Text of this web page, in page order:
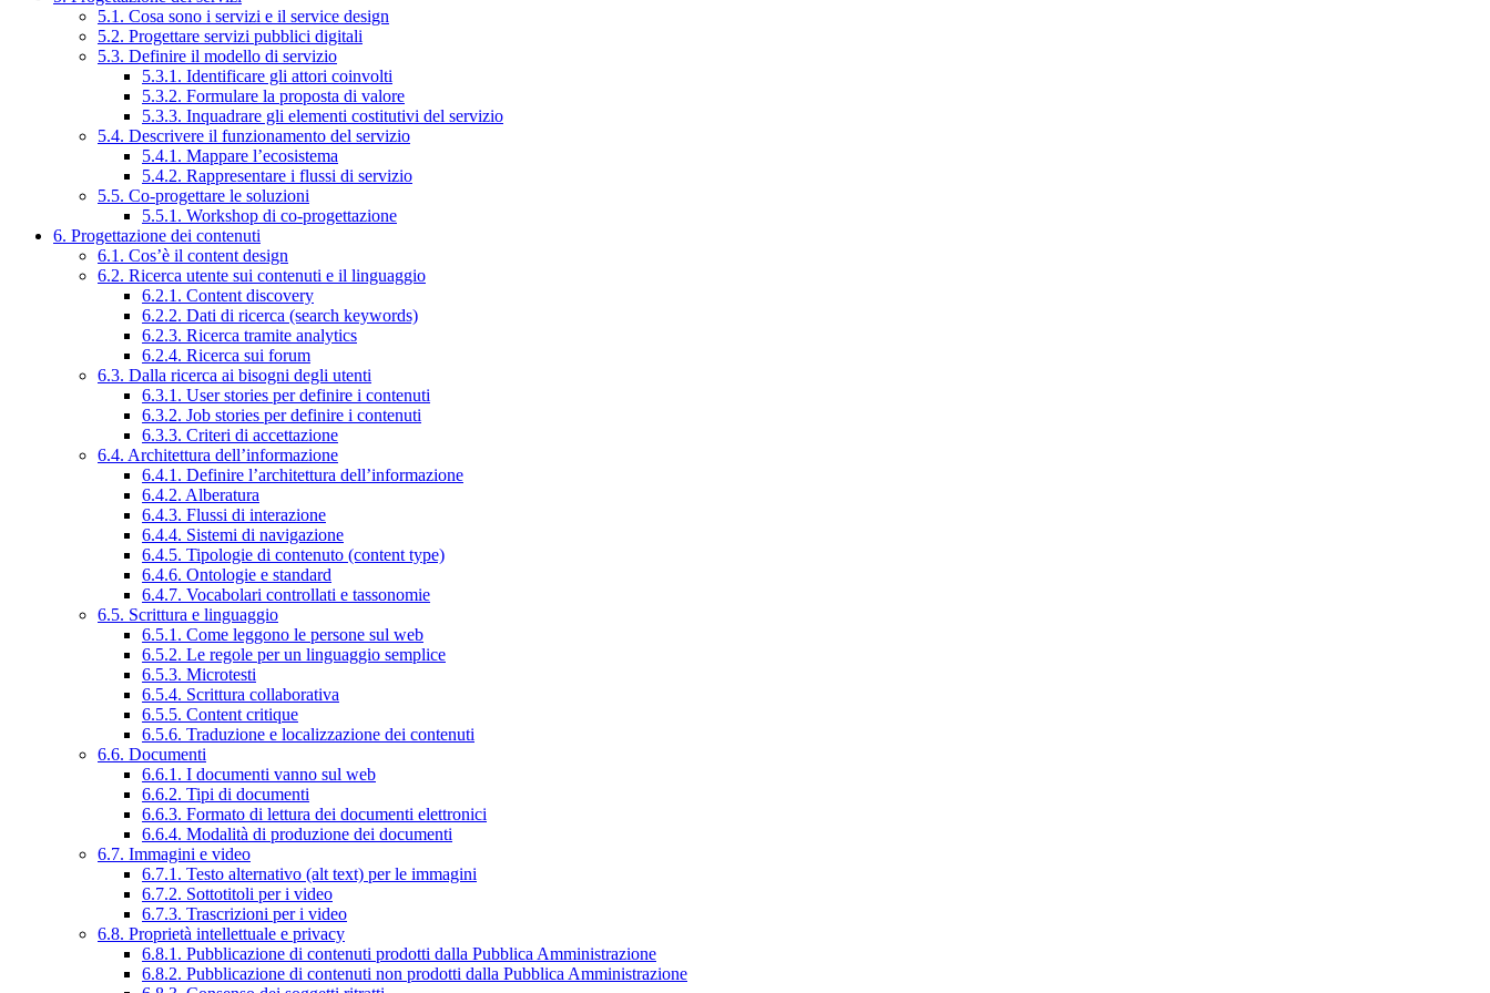
5.1. Cosa sono i servizi e il service design
5.2. Progettare servizi pubblici digitali
5.3. Definire il modello di servizio
5.3.1. Identificare gli attori coinvolti
5.3.2. Formulare la proposta di valore
5.3.3. Inquadrare gli elementi costitutivi del servizio
5.4. Descrivere il funzionamento del servizio
5.4.1. Mappare l’ecosistema
5.4.2. Rappresentare i flussi di servizio
5.5. Co-progettare le soluzioni
5.5.1. Workshop di co-progettazione
6. Progettazione dei contenuti
6.1. Cos’è il content design
6.2. Ricerca utente sui contenuti e il linguaggio
6.2.1. Content discovery
6.2.2. Dati di ricerca (search keywords)
6.2.3. Ricerca tramite analytics
6.2.4. Ricerca sui forum
6.3. Dalla ricerca ai bisogni degli utenti
6.3.1. User stories per definire i contenuti
6.3.2. Job stories per definire i contenuti
6.3.3. Criteri di accettazione
6.4. Architettura dell’informazione
6.4.1. Definire l’architettura dell’informazione
6.4.2. Alberatura
6.4.3. Flussi di interazione
6.4.4. Sistemi di navigazione
6.4.5. Tipologie di contenuto (content type)
6.4.6. Ontologie e standard
6.4.7. Vocabolari controllati e tassonomie
6.5. Scrittura e linguaggio
6.5.1. Come leggono le persone sul web
6.5.2. Le regole per un linguaggio semplice
6.5.3. Microtesti
6.5.4. Scrittura collaborativa
6.5.5. Content critique
6.5.6. Traduzione e localizzazione dei contenuti
6.6. Documenti
6.6.1. I documenti vanno sul web
6.6.2. Tipi di documenti
6.6.3. Formato di lettura dei documenti elettronici
6.6.4. Modalità di produzione dei documenti
6.7. Immagini e video
6.7.1. Testo alternativo (alt text) per le immagini
6.7.2. Sottotitoli per i video
6.7.3. Trascrizioni per i video
6.8. Proprietà intellettuale e privacy
6.8.1. Pubblicazione di contenuti prodotti dalla Pubblica Amministrazione
6.8.2. Pubblicazione di contenuti non prodotti dalla Pubblica Amministrazione